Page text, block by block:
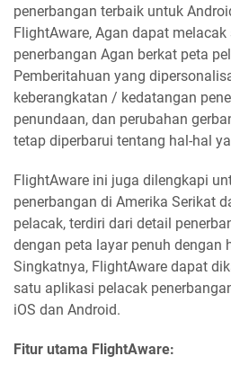
penerbangan terbaik untuk
FlightAware, Agan dapat
penerbangan Agan berkat peta
Pemberitahuan yang
keberangkatan / kedatangan
penundaan, dan perubahan
tetap diperbarui tentang hal-hal
FlightAware ini juga dilengkapi
penerbangan di Amerika Serikat
pelacak, terdiri dari detail
dengan peta layar penuh dengan
Singkatnya, FlightAware dapat
satu aplikasi pelacak
iOS dan Android.
Fitur utama FlightAware: